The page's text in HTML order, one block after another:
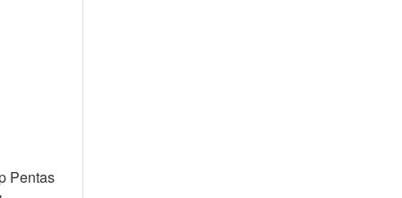
Pentas